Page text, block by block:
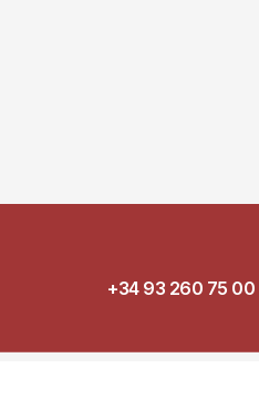
+34 93 260 75 00